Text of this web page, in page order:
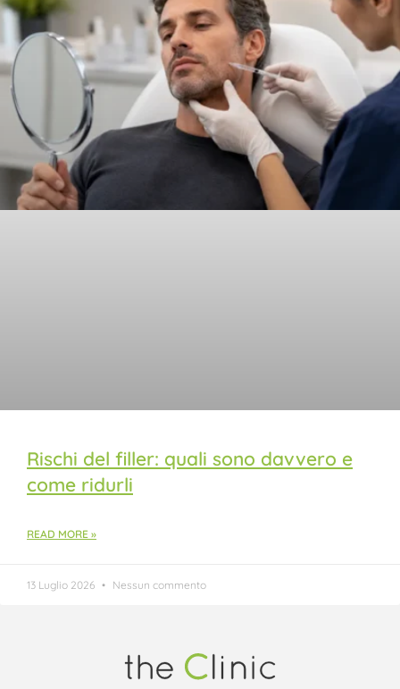
Rischi del filler: quali sono davvero e
come ridurli
READ MORE »
13 Luglio 2026 Nessun commento